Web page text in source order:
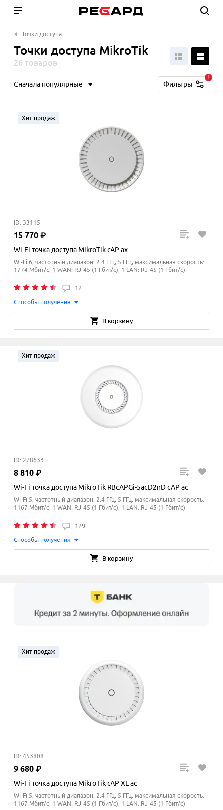
Точки доступа
Точки доступа MikroTik
26 товаров
Сначала популярные Фильтры
1
Хит продаж
ID: 33115
15 770 ₽
Wi-Fi точка доступа MikroTik cAP ax
Wi-Fi 6, частотный диапазон: 2.4 ГГц, 5 ГГц, максимальная скорость:
1774 Мбит/с, 1 WAN: RJ-45 (1 Гбит/с), 1 LAN: RJ-45 (1 Гбит/с)
12
Способы получения
В корзину
Хит продаж
ID: 278633
8 810 ₽
Wi-Fi точка доступа MikroTik RBcAPGi-5acD2nD cAP ac
Wi-Fi 5, частотный диапазон: 2.4 ГГц, 5 ГГц, максимальная скорость:
1167 Мбит/с, 1 WAN: RJ-45 (1 Гбит/с), 1 LAN: RJ-45 (1 Гбит/с)
129
Способы получения
В корзину
Хит продаж
ID: 453808
9 680 ₽
Wi-Fi точка доступа MikroTik cAP XL ac
Wi-Fi 5, частотный диапазон: 2.4 ГГц, 5 ГГц, максимальная скорость:
1167 Мбит/с, 1 WAN: RJ-45 (1 Гбит/с), 1 LAN: RJ-45 (1 Гбит/с)